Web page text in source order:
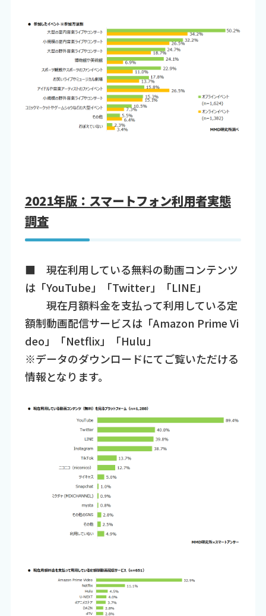
2021年版：スマートフォン利用者実態
調査
■ 現在利用している無料の動画コンテンツ
は「YouTube」「Twitter」「LINE」
現在月額料金を支払って利用している定
額制動画配信サービスは「Amazon Prime Vi
deo」「Netflix」「Hulu」
※データのダウンロードにてご覧いただける
情報となります。